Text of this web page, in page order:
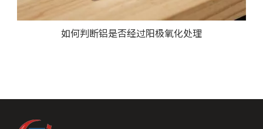
如何判断铝是否经过阳极氧化处理